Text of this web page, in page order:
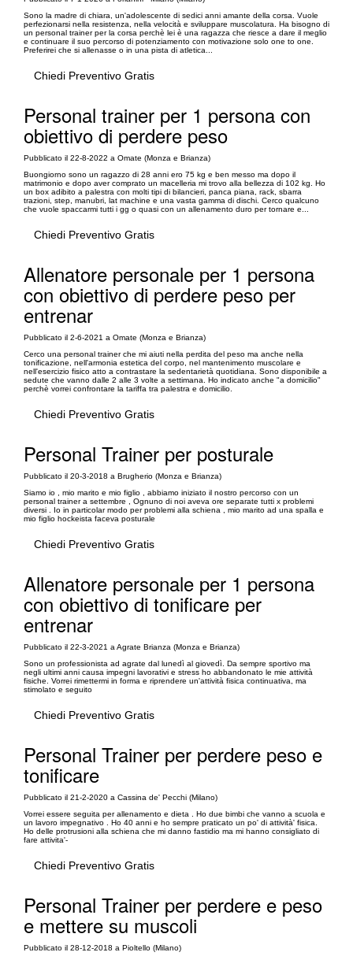
Sono la madre di chiara, un'adolescente di sedici anni amante della corsa. Vuole
perfezionarsi nella resistenza, nella velocità e sviluppare muscolatura. Ha bisogno di
un personal trainer per la corsa perchè lei è una ragazza che riesce a dare il meglio
e continuare il suo percorso di potenziamento con motivazione solo one to one.
Preferirei che si allenasse o in una pista di atletica...
Chiedi Preventivo Gratis
Personal trainer per 1 persona con
obiettivo di perdere peso
Pubblicato il 22-8-2022 a Omate (Monza e Brianza)
Buongiorno sono un ragazzo di 28 anni ero 75 kg e ben messo ma dopo il
matrimonio e dopo aver comprato un macelleria mi trovo alla bellezza di 102 kg. Ho
un box adibito a palestra con molti tipi di bilancieri, panca piana, rack, sbarra
trazioni, step, manubri, lat machine e una vasta gamma di dischi. Cerco qualcuno
che vuole spaccarmi tutti i gg o quasi con un allenamento duro per tornare e...
Chiedi Preventivo Gratis
Allenatore personale per 1 persona
con obiettivo di perdere peso per
entrenar
Pubblicato il 2-6-2021 a Omate (Monza e Brianza)
Cerco una personal trainer che mi aiuti nella perdita del peso ma anche nella
tonificazione, nell'armonia estetica del corpo, nel mantenimento muscolare e
nell'esercizio fisico atto a contrastare la sedentarietà quotidiana. Sono disponibile a
sedute che vanno dalle 2 alle 3 volte a settimana. Ho indicato anche "a domicilio"
perchè vorrei confrontare la tariffa tra palestra e domicilio.
Chiedi Preventivo Gratis
Personal Trainer per posturale
Pubblicato il 20-3-2018 a Brugherio (Monza e Brianza)
Siamo io , mio marito e mio figlio , abbiamo iniziato il nostro percorso con un
personal trainer a settembre , Ognuno di noi aveva ore separate tutti x problemi
diversi . Io in particolar modo per problemi alla schiena , mio marito ad una spalla e
mio figlio hockeista faceva posturale
Chiedi Preventivo Gratis
Allenatore personale per 1 persona
con obiettivo di tonificare per
entrenar
Pubblicato il 22-3-2021 a Agrate Brianza (Monza e Brianza)
Sono un professionista ad agrate dal lunedì al giovedì. Da sempre sportivo ma
negli ultimi anni causa impegni lavorativi e stress ho abbandonato le mie attività
fisiche. Vorrei rimettermi in forma e riprendere un'attività fisica continuativa, ma
stimolato e seguito
Chiedi Preventivo Gratis
Personal Trainer per perdere peso e
tonificare
Pubblicato il 21-2-2020 a Cassina de' Pecchi (Milano)
Vorrei essere seguita per allenamento e dieta . Ho due bimbi che vanno a scuola e
un lavoro impegnativo . Ho 40 anni e ho sempre praticato un po' di attività' fisica.
Ho delle protrusioni alla schiena che mi danno fastidio ma mi hanno consigliato di
fare attivita'-
Chiedi Preventivo Gratis
Personal Trainer per perdere e peso
e mettere su muscoli
Pubblicato il 28-12-2018 a Pioltello (Milano)